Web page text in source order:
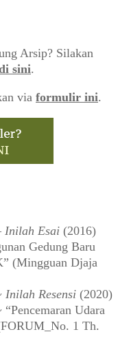
Arsip? Silakan
sini.
via formulir ini.
Inilah Esai (2016)
Gedung Baru
(Mingguan Djaja
Inilah Resensi (2020)
Udara
1 Th.